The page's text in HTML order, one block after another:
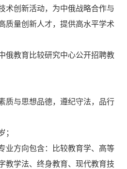
术创新活动，为中俄战略合作与
质量创新人才，提供高水平学术
俄教育比较研究中心公开招聘教
质与思想品德，遵纪守法，品行
；
业方向包含：比较教育学、高等
教学法、终身教育、现代教育技